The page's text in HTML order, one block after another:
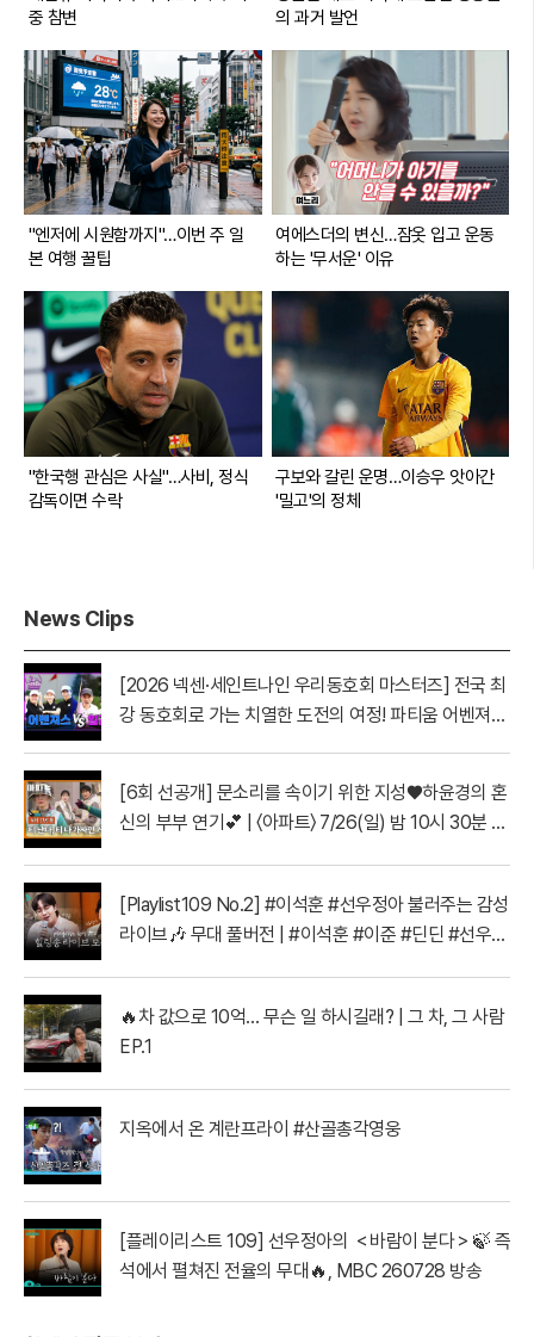
중 참변
의 과거 발언
"엔저에 시원함까지"…이번 주 일
본 여행 꿀팁
여에스더의 변신…잠옷 입고 운동
하는 '무서운' 이유
"한국행 관심은 사실"…사비, 정식
감독이면 수락
구보와 갈린 운명…이승우 앗아간
'밀고'의 정체
News Clips
[2026 넥센·세인트나인 우리동호회 마스터즈] 전국 최
강 동호회로 가는 치열한 도전의 여정! 파티움 어벤져스
[6회 선공개] 문소리를 속이기 위한 지성♥하윤경의 혼
신의 부부 연기💕 | 〈아파트〉 7/26(일) 밤 10시 30분 방
[Playlist109 No.2] #이석훈 #선우정아 불러주는 감성
라이브🎶 무대 풀버전 | #이석훈 #이준 #딘딘 #선우정
🔥차 값으로 10억… 무슨 일 하시길래? | 그 차, 그 사람
EP.1
지옥에서 온 계란프라이 #산골총각영웅
[플레이리스트 109] 선우정아의 ＜바람이 분다＞🍃 즉
석에서 펼쳐진 전율의 무대🔥, MBC 260728 방송